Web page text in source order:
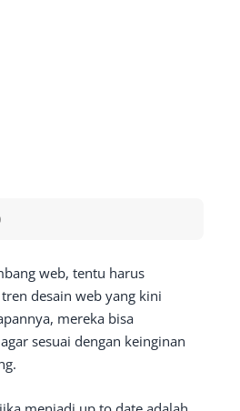
web, tentu harus
desain web yang kini
mereka bisa
sesuai dengan keinginan